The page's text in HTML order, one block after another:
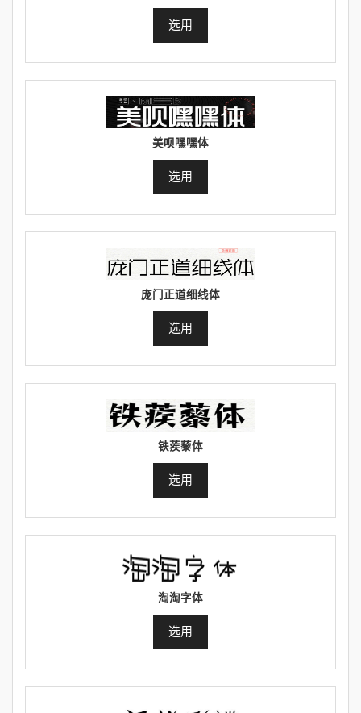
选用
美呗嘿嘿体
选用
庞门正道细线体
选用
铁蒺藜体
选用
淘淘字体
选用